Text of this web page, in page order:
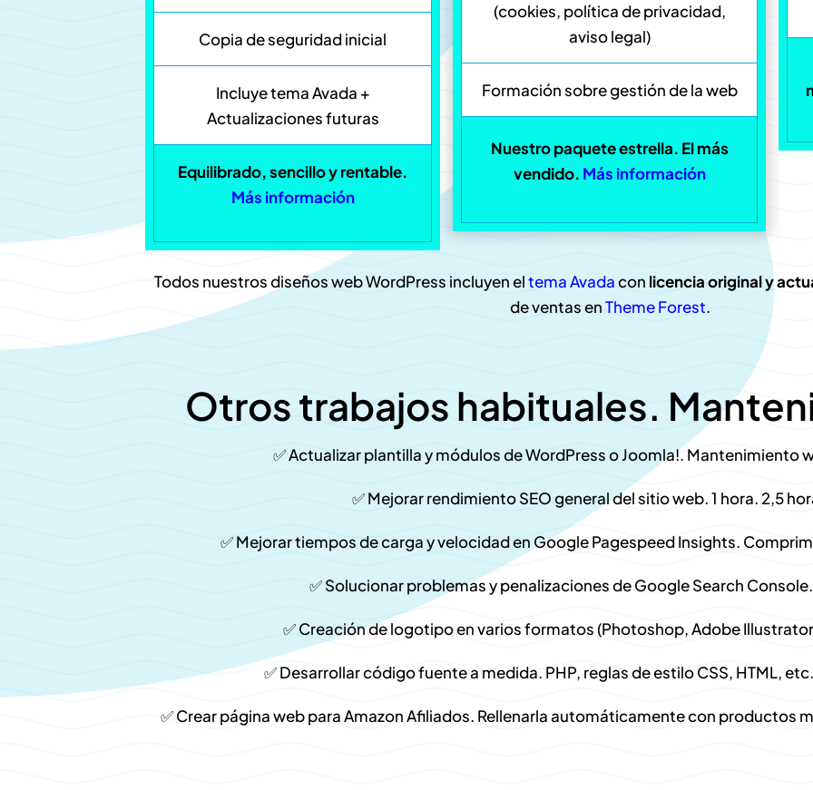
Copia de seguridad inicial
Incluye tema Avada +
Actualizaciones futuras
Equilibrado, sencillo y rentable.
Más información
(cookies, política de privacidad,
aviso legal)
Formación sobre gestión de la web
Nuestro paquete estrella. El más
vendido. Más información
Todos nuestros diseños web WordPress incluyen eltema Avadacon licencia original y
de ventas enTheme Forest.
Otros trabajos habituales.
✅ Actualizar plantilla y módulos de WordPress o Joomla!. Mantenimiento
✅ Mejorar rendimiento SEO general del sitio web. 1 hora. 2,5
✅ Mejorar tiempos de carga y velocidad en Google Pagespeed Insights.
✅ Solucionar problemas y penalizaciones de Google Search
✅ Creación de logotipo en varios formatos (Photoshop, Adobe
✅ Desarrollar código fuente a medida. PHP, reglas de estilo CSS, HTML, etc.
✅ Crear página web para Amazon Afiliados. Rellenarla automáticamente con productos